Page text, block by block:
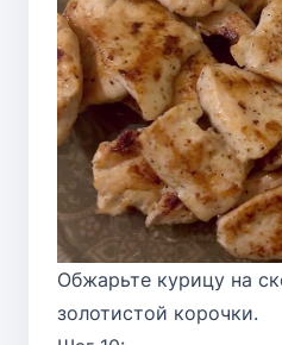
Обжарьте курицу на
золотистой корочки.